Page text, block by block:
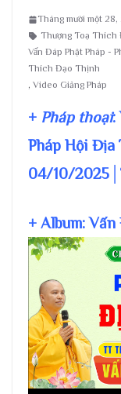
Tháng mười một
Thượng Toạ Thích
Vấn Đáp Phật Pháp -
Thích Đạo Thịnh
, Video Giảng Pháp
+ Pháp thoại:
Pháp Hội Địa
04/10/
+ Album: